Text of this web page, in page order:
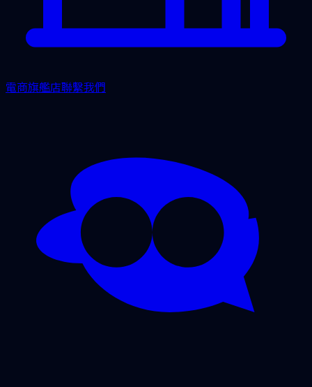
電商旗艦店聯繫我們